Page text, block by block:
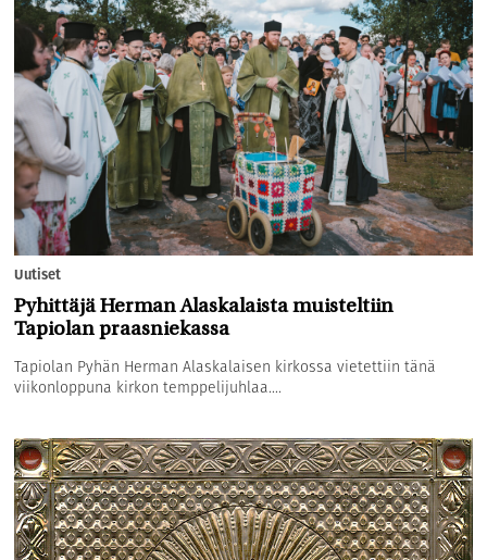
Uutiset
Pyhittäjä Herman Alaskalaista muisteltiin
Tapiolan praasniekassa
Tapiolan Pyhän Herman Alaskalaisen kirkossa vietettiin tänä
viikonloppuna kirkon temppelijuhlaa....